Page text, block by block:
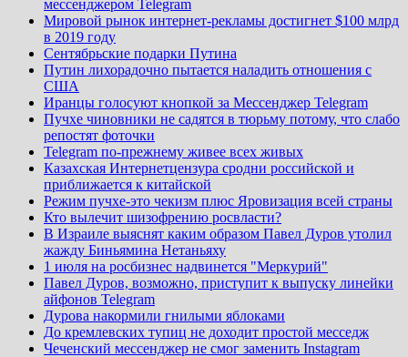
мессенджером Telegram
Мировой рынок интернет-рекламы достигнет $100 млрд
в 2019 году
Сентябрьские подарки Путина
Путин лихорадочно пытается наладить отношения с
США
Иранцы голосуют кнопкой за Мессенджер Telegram
Пучхе чиновники не садятся в тюрьму потому, что слабо
репостят фоточки
Telegram по-прежнему живее всех живых
Казахская Интернетцензура сродни российской и
приближается к китайской
Режим пучхе-это чекизм плюс Яровизация всей страны
Кто вылечит шизофрению росвласти?
В Израиле выяснят каким образом Павел Дуров утолил
жажду Биньямина Нетаньяху
1 июля на росбизнес надвинется "Меркурий"
Павел Дуров, возможно, приступит к выпуску линейки
айфонов Telegram
Дурова накормили гнилыми яблоками
До кремлевских тупиц не доходит простой месседж
Чеченский мессенджер не смог заменить Instagram